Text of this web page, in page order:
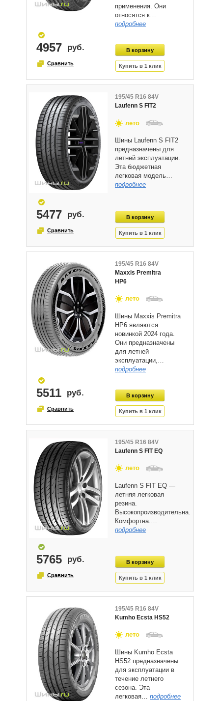
применения. Они
относятся к…
подробнее
4957
195/45 R16 84V
Laufenn S FIT2
лето
Шины Laufenn S FIT2
предназначены для
летней эксплуатации.
Эта бюджетная
легковая модель…
подробнее
5477
195/45 R16 84V
Maxxis Premitra
HP6
лето
Шины Maxxis Premitra
HP6 являются
новинкой 2024 года.
Они предназначены
для летней
эксплуатации,…
подробнее
5511
195/45 R16 84V
Laufenn S FIT EQ
лето
Laufenn S FIT EQ —
летняя легковая
резина.
Высокопроизводительна.
Комфортна.…
подробнее
5765
195/45 R16 84V
Kumho Ecsta HS52
лето
Шины Kumho Ecsta
HS52 предназначены
для эксплуатации в
течение летнего
сезона. Эта
легковая… подробнее